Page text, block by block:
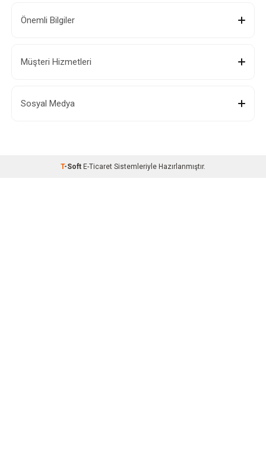
Önemli Bilgiler
Müşteri Hizmetleri
Sosyal Medya
T-Soft E-Ticaret Sistemleriyle Hazırlanmıştır.